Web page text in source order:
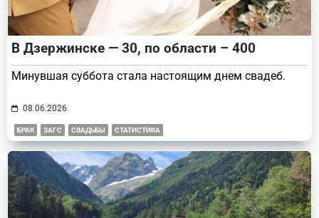
В Дзержинске — 30, по области – 400
Минувшая суббота стала настоящим днем свадеб.
08.06.2026
БРАК ЗАГС СВАДЬБЫ СТАТИСТИКА